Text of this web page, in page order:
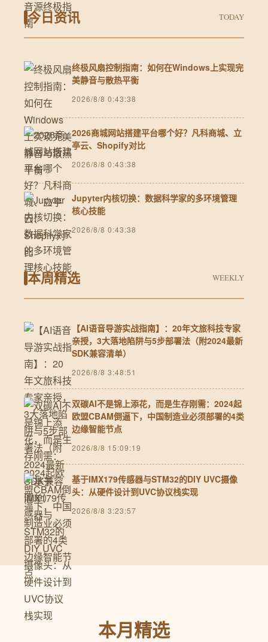
今日资讯 TODAY
终极风扇控制指南：如何在Windows上实现完
美静音与散热平衡
2026/8/8 0:43:38
2026商城网站搭建平台哪个好？凡科商城、立
亭云、Shopify对比
2026/8/8 0:43:38
Jupyter内核切换：数据科学家的多环境管理
核心技能
2026/8/8 0:43:38
本周精选 WEEKLY
【AI语音导游实战指南】：20年文旅科技专家
亲授，3大落地陷阱与5步部署法（附2024最新
SDK兼容清单）
2026/8/8 3:48:51
双碳AI不是锦上添花，而是生存刚需：2024起
欧盟CBAM倒逼下，中国制造业必须部署的4类
边缘智能节点
2026/8/8 15:09:19
基于IMX179传感器与STM32的DIY UVC摄像
头：从硬件设计到UVC协议栈实现
2026/8/8 3:23:57
本月精选